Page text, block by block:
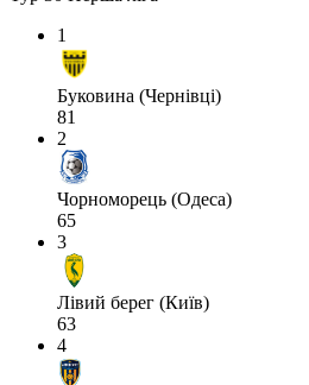
1
Буковина (Чернівці)
81
2
Чорноморець (Одеса)
65
3
Лівий берег (Київ)
63
4